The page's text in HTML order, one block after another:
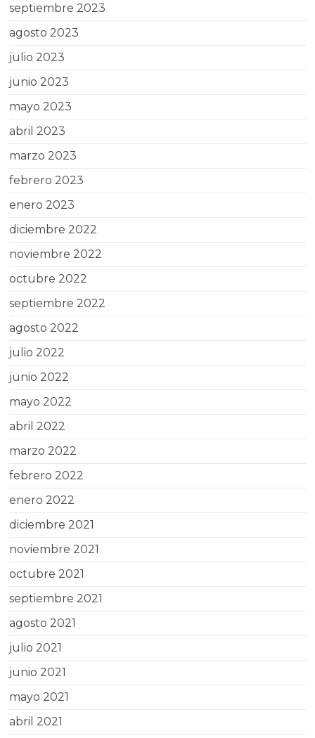
septiembre 2023
agosto 2023
julio 2023
junio 2023
mayo 2023
abril 2023
marzo 2023
febrero 2023
enero 2023
diciembre 2022
noviembre 2022
octubre 2022
septiembre 2022
agosto 2022
julio 2022
junio 2022
mayo 2022
abril 2022
marzo 2022
febrero 2022
enero 2022
diciembre 2021
noviembre 2021
octubre 2021
septiembre 2021
agosto 2021
julio 2021
junio 2021
mayo 2021
abril 2021